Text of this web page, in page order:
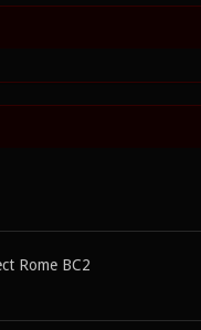
Rome BC2